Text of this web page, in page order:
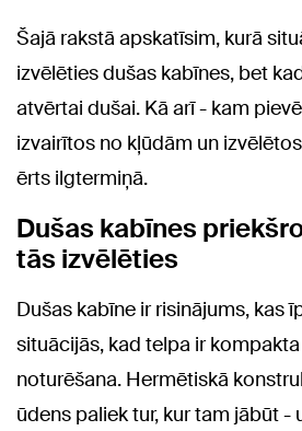
Šajā rakstā apskatīsim, kurā
izvēlēties dušas kabīnes, bet
atvērtai dušai. Kā arī - kam
izvairītos no kļūdām un
ērts ilgtermiņā.
Dušas kabīnes
tās izvēlēties
Dušas kabīne ir risinājums, kas
situācijās, kad telpa ir
noturēšana. Hermētiskā
ūdens paliek tur, kur tam jābūt -